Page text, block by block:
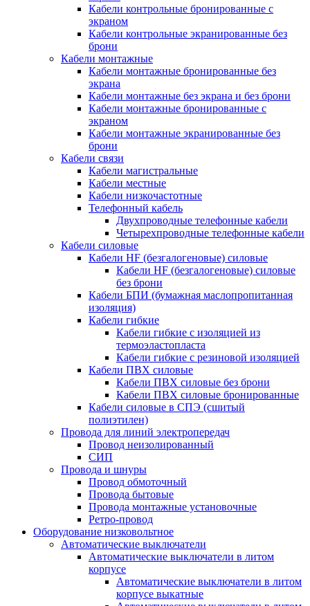
Кабели контрольные бронированные с
экраном
Кабели контрольные экранированные без
брони
Кабели монтажные
Кабели монтажные бронированные без
экрана
Кабели монтажные без экрана и без брони
Кабели монтажные бронированные с
экраном
Кабели монтажные экранированные без
брони
Кабели связи
Кабели магистральные
Кабели местные
Кабели низкочастотные
Телефонный кабель
Двухпроводные телефонные кабели
Четырехпроводные телефонные кабели
Кабели силовые
Кабели HF (безгалогеновые) силовые
Кабели HF (безгалогеновые) силовые
без брони
Кабели БПИ (бумажная маслопропитанная
изоляция)
Кабели гибкие
Кабели гибкие с изоляцией из
термоэластопласта
Кабели гибкие с резиновой изоляцией
Кабели ПВХ силовые
Кабели ПВХ силовые без брони
Кабели ПВХ силовые бронированные
Кабели силовые в СПЭ (сшитый
полиэтилен)
Провода для линий электропередач
Провод неизолированный
СИП
Провода и шнуры
Провод обмоточный
Провода бытовые
Провода монтажные установочные
Ретро-провод
Оборудование низковольтное
Автоматические выключатели
Автоматические выключатели в литом
корпусе
Автоматические выключатели в литом
корпусе выкатные